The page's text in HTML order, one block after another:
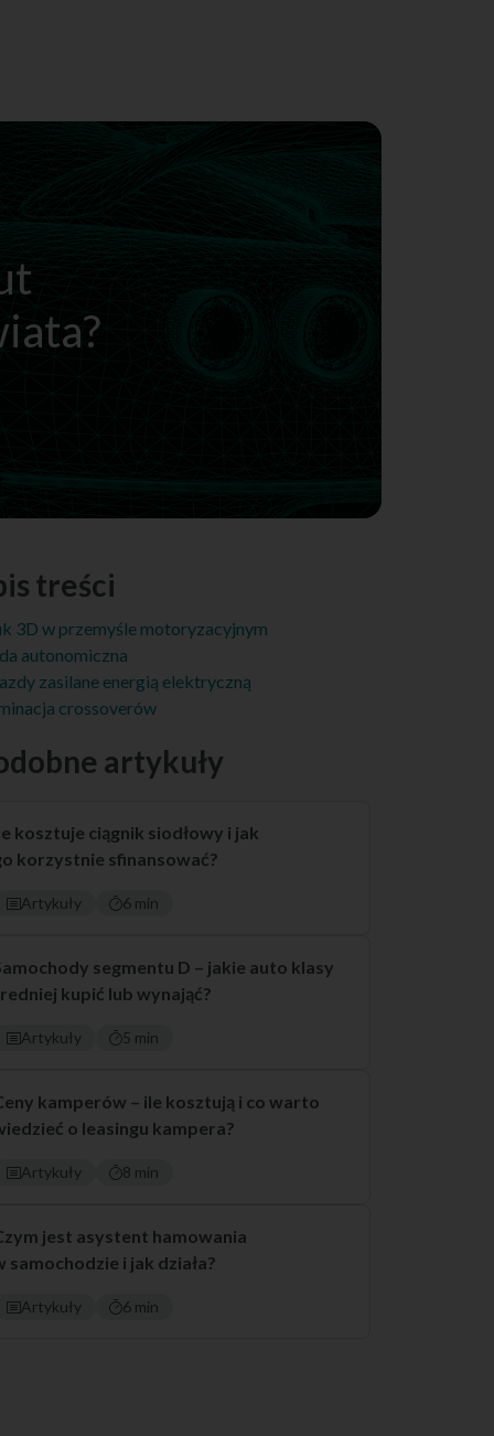
treści
3D w przemyśle motoryzacyjnym
autonomiczna
zasilane energią elektryczną
crossoverów
artykuły
kosztuje ciągnik siodłowy i jak
korzystnie sfinansować?
Artykuły 6 min
segmentu D – jakie auto klasy
kupić lub wynająć?
Artykuły 5 min
kamperów – ile kosztują i co warto
o leasingu kampera?
Artykuły 8 min
jest asystent hamowania
samochodzie i jak działa?
Artykuły 6 min